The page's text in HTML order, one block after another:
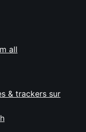
all
& trackers sur